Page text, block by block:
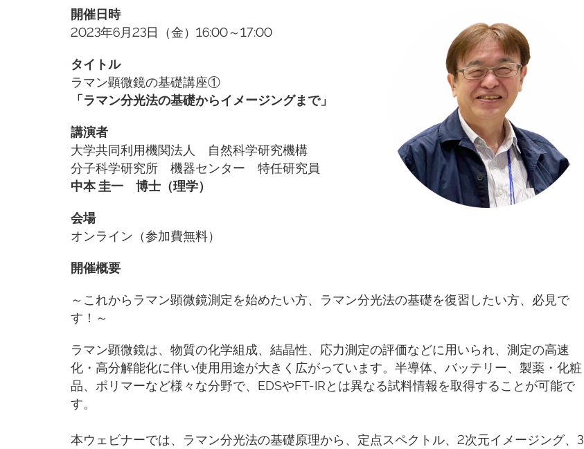
開催日時
2023年6月23日（金）16:00～17:00
タイトル
ラマン顕微鏡の基礎講座①
「ラマン分光法の基礎からイメージングまで」
講演者
大学共同利用機関法人 自然科学研究機構
分子科学研究所 機器センター 特任研究員
中本 圭一 博士（理学）
会場
オンライン（参加費無料）
開催概要
～これからラマン顕微鏡測定を始めたい方、ラマン分光法の基礎を復習したい方、必見で
す！～
ラマン顕微鏡は、物質の化学組成、結晶性、応力測定の評価などに用いられ、測定の高速
化・高分解能化に伴い使用用途が大きく広がっています。半導体、バッテリー、製薬・化粧
品、ポリマーなど様々な分野で、EDSやFT-IRとは異なる試料情報を取得することが可能で
す。
本ウェビナーでは、ラマン分光法の基礎原理から、定点スペクトル、2次元イメージング、3